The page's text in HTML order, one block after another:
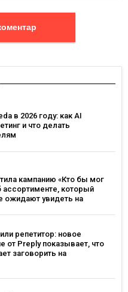
коментар
в 2026 году: как AI
и что делать
кампанию «Кто бы мог
ассортименте, который
ожидают увидеть на
репетитор: новое
от Preply показывает, что
заговорить на